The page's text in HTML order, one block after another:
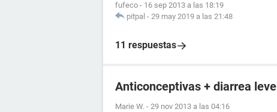
fufeco - 16 sep 2013 a las 18:19
pitpal - 29 may 2019 a las 21:48
11 respuestas
Anticonceptivas + diarrea leve
Marie W. - 29 nov 2013 a las 04:16